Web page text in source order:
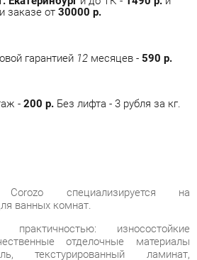
- 200 р. Без лифта - 3 рубля за кг.
ванных комнат.
износостойкие
отделочные материалы
текстурированный ламинат,
прочная фурнитура, широкий
позволит вам создать комплект под